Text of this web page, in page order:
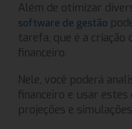
Além de otimizar
software de gestão
tarefa, que é a criação
financeiro.
Nele, você poderá
financeiro e usar
projeções e